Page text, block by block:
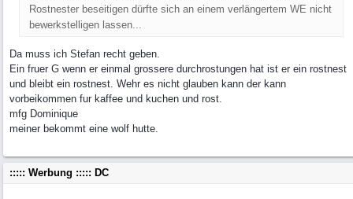
Rostnester beseitigen dürfte sich an einem verlängertem WE nicht
bewerkstelligen lassen...
Da muss ich Stefan recht geben.
Ein fruer G wenn er einmal grossere durchrostungen hat ist er ein rostnest
und bleibt ein rostnest. Wehr es nicht glauben kann der kann
vorbeikommen fur kaffee und kuchen und rost.
mfg Dominique
meiner bekommt eine wolf hutte.
::::: Werbung ::::: DC